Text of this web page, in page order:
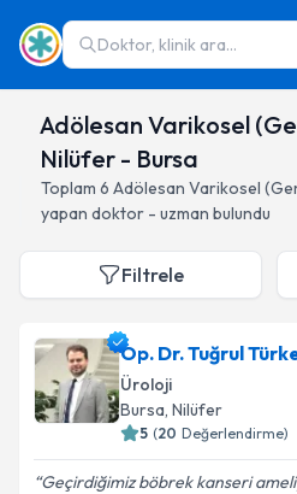
Doktor, klinik ara...
Adölesan Varikosel
Nilüfer - Bursa
Toplam 6 Adölesan Varikosel
yapan doktor - uzman bulundu
Filtrele
Op. Dr. Tuğrul
Üroloji
Bursa, Nilüfer
5 (20 Değerlendirme)
Geçirdiğimiz böbrek kanseri